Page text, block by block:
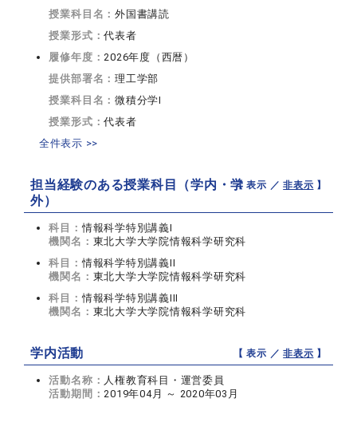
授業科目名：外国書講読
授業形式：代表者
履修年度：2026年度（西暦）
提供部署名：理工学部
授業科目名：微積分学I
授業形式：代表者
全件表示 >>
担当経験のある授業科目（学内・学
外）
【 表示 ／非表示 】
科目：情報科学特別講義I
機関名： 東北大学大学院情報科学研究科
科目：情報科学特別講義II
機関名： 東北大学大学院情報科学研究科
科目：情報科学特別講義III
機関名： 東北大学大学院情報科学研究科
学内活動 【 表示 ／非表示 】
活動名称： 人権教育科目・運営委員
活動期間：2019年04月 ～ 2020年03月